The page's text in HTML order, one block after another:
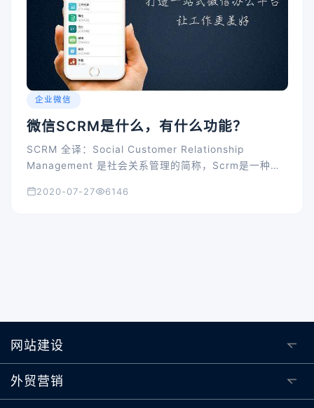
企业微信
微信SCRM是什么，有什么功能？
SCRM 全译：Social Customer Relationship
Management 是社会关系管理的简称，Scrm是一种通
客户在与企业交互时的体验。微信SCRM
2020-07-27 6146
网站建设
外贸营销